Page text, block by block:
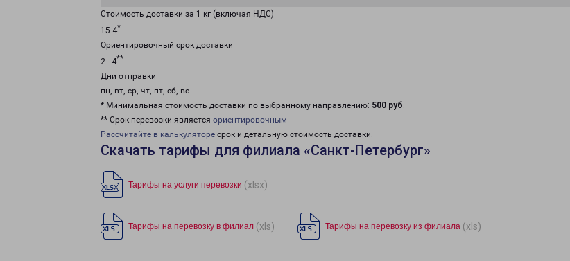
Стоимость доставки за 1 кг (включая НДС)
15.4*
Ориентировочный срок доставки
2 - 4**
Дни отправки
пн, вт, ср, чт, пт, сб, вс
* Минимальная стоимость доставки по выбранному направлению: 500 руб.
** Срок перевозки является ориентировочным
Рассчитайте в калькуляторе срок и детальную стоимость доставки.
Скачать тарифы для филиала «Санкт-Петербург»
Тарифы на услуги перевозки (xlsx)
Тарифы на перевозку в филиал (xls) Тарифы на перевозку из филиала (xls)